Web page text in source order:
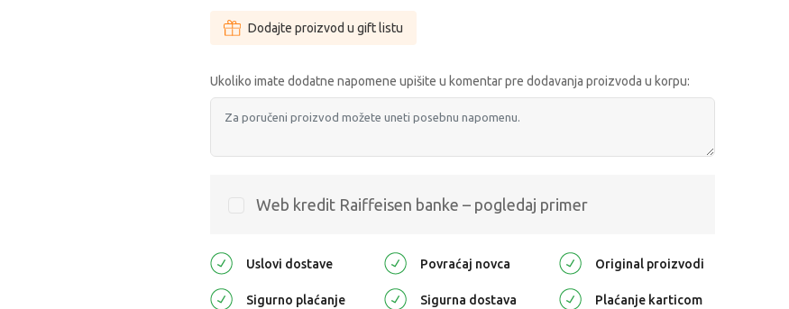
Dodajte proizvod u gift listu
Ukoliko imate dodatne napomene upišite u komentar pre dodavanja proizvoda u korpu:
Web kredit Raiffeisen banke – pogledaj primer
Uslovi dostave Povraćaj novca Original proizvodi
Sigurno plaćanje Sigurna dostava Plaćanje karticom